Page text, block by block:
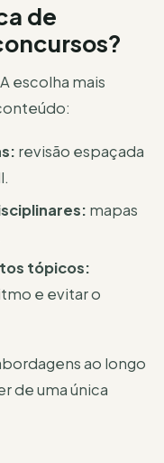
de
escolha mais
revisão espaçada
mapas
tópicos:
e evitar o
ao longo
de uma única